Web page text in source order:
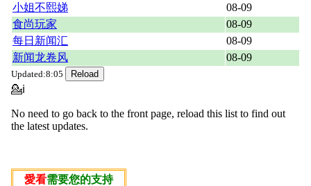
小姐不熙娣
08-09
食尚玩家
08-09
每日新闻汇
08-09
新闻龙卷风
08-09
Updated:8:05
💁ℹ
No need to go back to the front page, reload this list to find out
the latest updates.
愛看需要您的支持